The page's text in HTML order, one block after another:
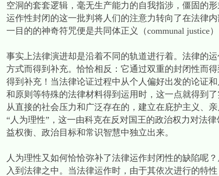
空洞的套套逻辑，毫无生产能力的自我指涉，僵固的
运作性封闭的这一批判将人们的注意力转向了在法律
一目的的神奇符咒便是共同体正义（communal justice
事实上法律演进却是沿着不同的轨道进行着。法律的
方式而得到补充。恰恰相反：它通过双重的封闭性而
得到补充！当法律论证过程中从个人偏好出发的论证
和原则等特殊的法律材料得到运用时，这一点就得到
从直接的社会压力和广泛存在的，建立在庇护主义、
“人为理性”，这一由科克在反对国王的政治权力对法
益权衡、政治目标和常识智慧中独立出来。
人为理性又如何恰恰弥补了法律运作封闭性的缺陷呢
入到法律之中。当法律运作时，由于其依次进行的特